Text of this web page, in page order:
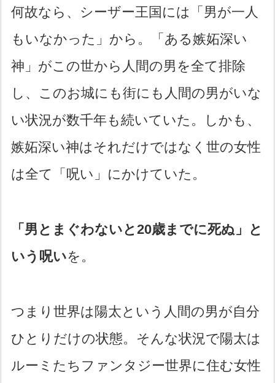
何故なら、シーザー王国には「男が一人
もいなかった」から。「ある嫉妬深い
神」がこの世から人間の男を全て排除
し、このお城にも街にも人間の男がいな
い状況が数千年も続いていた。しかも、
嫉妬深い神はそれだけではなく世の女性
は全て「呪い」にかけていた。
「男とまぐわないと20歳までに死ぬ」と
いう呪いを。
つまり世界は陽太という人間の男が自分
ひとりだけの状態。そんな状況で陽太は
ルーミたちファンタジー世界に住む女性